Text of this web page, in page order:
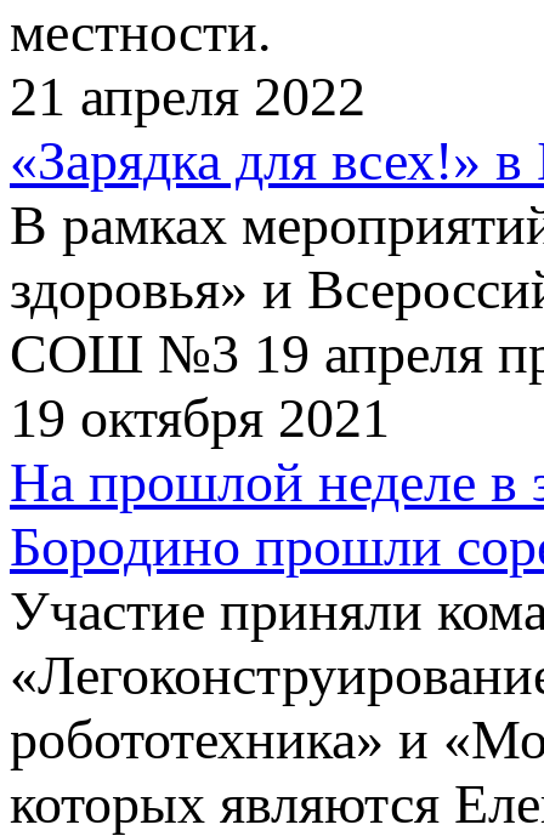
местности.
21 апреля 2022
«Зарядка для всех!»
В рамках
здоровья» и
СОШ №3 19 апреля
19 октября 2021
На прошлой неделе в
Бородино прошли
Участие приняли
робототехника» и
которых являются